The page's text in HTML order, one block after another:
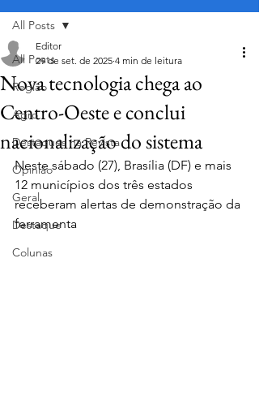
All Posts
Região
Agro
Destaques na Revista
Opinião
Geral
Destaque
Colunas
All Posts
Nova tecnologia chega ao
Centro-Oeste e conclui
nacionalização do sistema
Editor
29 de set. de 2025 4 min de leitura
Neste sábado (27), Brasília (DF) e mais
12 municípios dos três estados
receberam alertas de demonstração da
ferramenta